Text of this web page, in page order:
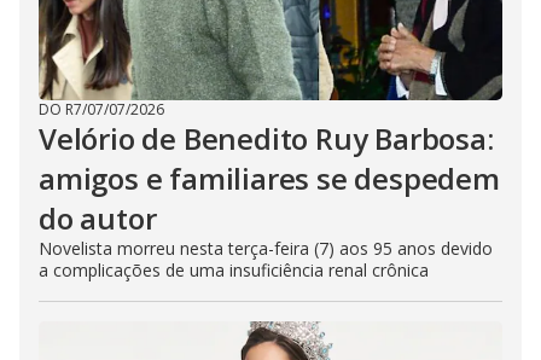
DO R7/07/07/2026
Velório de Benedito Ruy Barbosa:
amigos e familiares se despedem
do autor
Novelista morreu nesta terça-feira (7) aos 95 anos devido
a complicações de uma insuficiência renal crônica